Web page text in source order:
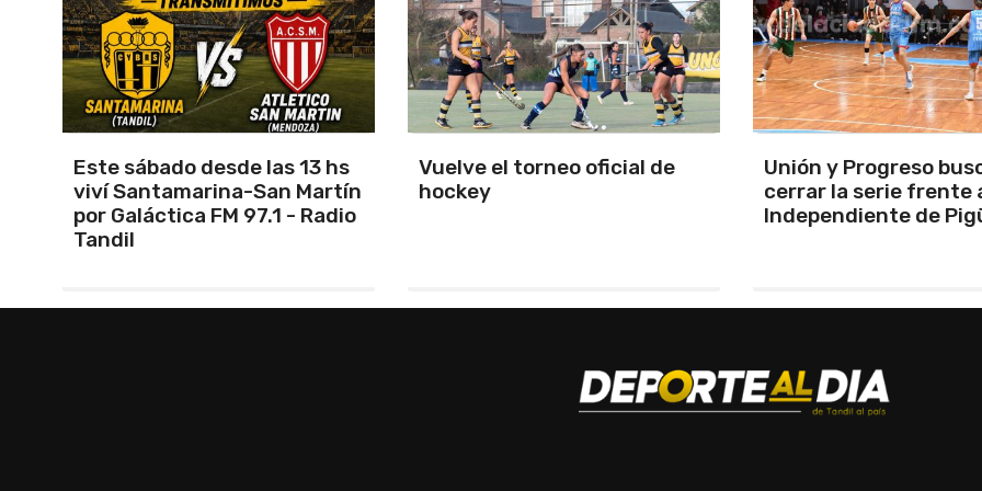
Vuelve el torneo oficial de
hockey
Unión y Progreso busca
cerrar la serie frente a
Se programó la
URD